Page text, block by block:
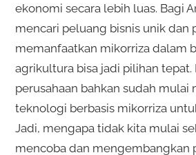
ekonomi secara lebih luas. Bagi
mencari peluang bisnis unik dan
memanfaatkan mikorriza dalam
agrikultura bisa jadi pilihan tepat.
perusahaan bahkan sudah
teknologi berbasis mikorriza
Jadi, mengapa tidak kita mulai
mencoba dan mengembangkan